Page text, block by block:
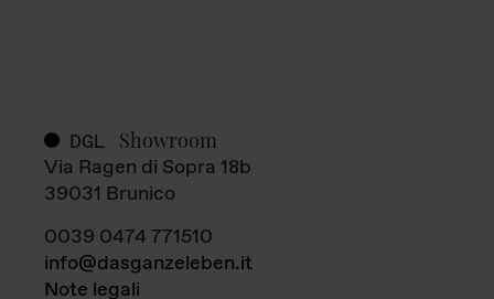
DGL Showroom
Via Ragen di Sopra 18b
39031 Brunico
0039 0474 771510
info@dasganzeleben.it
Note legali